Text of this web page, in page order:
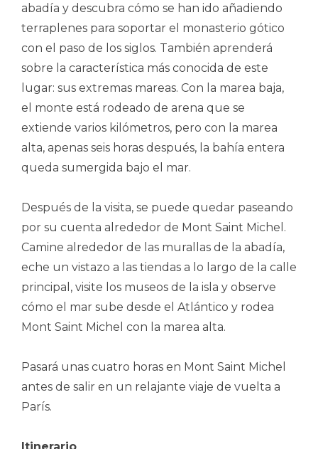
abadía y descubra cómo se han ido añadiendo
terraplenes para soportar el monasterio gótico
con el paso de los siglos. También aprenderá
sobre la característica más conocida de este
lugar: sus extremas mareas. Con la marea baja,
el monte está rodeado de arena que se
extiende varios kilómetros, pero con la marea
alta, apenas seis horas después, la bahía entera
queda sumergida bajo el mar.
Después de la visita, se puede quedar paseando
por su cuenta alrededor de Mont Saint Michel.
Camine alrededor de las murallas de la abadía,
eche un vistazo a las tiendas a lo largo de la calle
principal, visite los museos de la isla y observe
cómo el mar sube desde el Atlántico y rodea
Mont Saint Michel con la marea alta.
Pasará unas cuatro horas en Mont Saint Michel
antes de salir en un relajante viaje de vuelta a
París.
Itinerario